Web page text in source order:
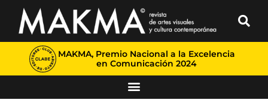
MAKMA, Premio Nacional a la Excelencia
en Comunicación 2024